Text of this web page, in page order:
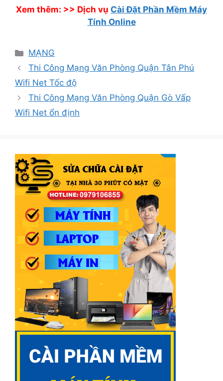
Xem thêm: >> Dịch vụ Cài Đặt Phần Mềm Máy
Tính Online
Danh
mục
MẠNG
Thi Công Mạng Văn Phòng Quận Tân Phú
Wifi Net Tốc độ
Thi Công Mạng Văn Phòng Quận Gò Vấp
Wifi Net ổn định